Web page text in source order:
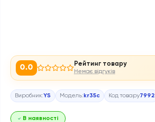
0.0 Рейтинг товару
Немає відгуків
Виробник:YS Модель: kr35c Код товару7992
В наявності